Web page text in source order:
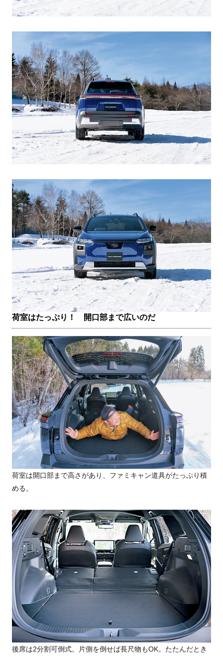
荷室はたっぷり！ 開口部まで広いのだ
荷室は開口部まで高さがあり、ファミキャン道具がたっぷり積
める。
後席は2分割可倒式。片側を倒せば長尺物もOK。たたんだとき